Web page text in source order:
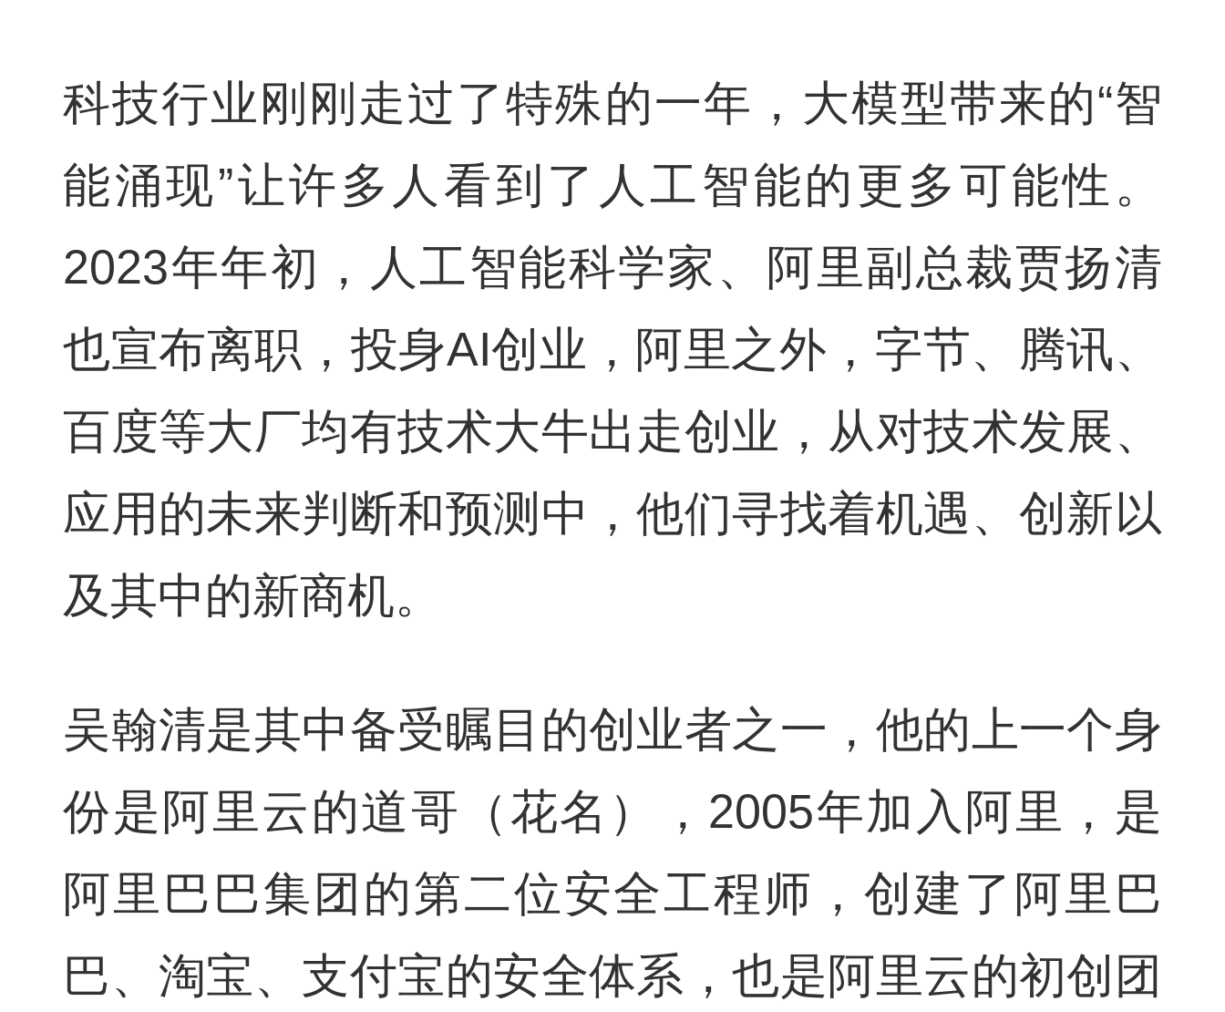
科技行业刚刚走过了特殊的一年，大模型带来的“智
能涌现”让许多人看到了人工智能的更多可能性。
2023年年初，人工智能科学家、阿里副总裁贾扬清
也宣布离职，投身AI创业，阿里之外，字节、腾讯、
百度等大厂均有技术大牛出走创业，从对技术发展、
应用的未来判断和预测中，他们寻找着机遇、创新以
及其中的新商机。
吴翰清是其中备受瞩目的创业者之一，他的上一个身
份是阿里云的道哥（花名），2005年加入阿里，是
阿里巴巴集团的第二位安全工程师，创建了阿里巴
巴、淘宝、支付宝的安全体系，也是阿里云的初创团